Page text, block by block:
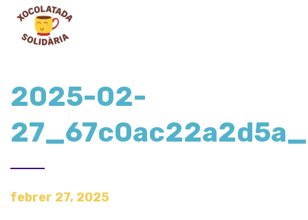
2025-02-
febrer 27, 2025